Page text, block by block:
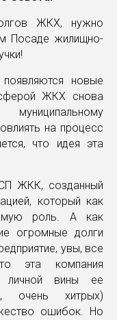
ЖКХ, нужно
Посаде жилищно-
новые
ЖКХ снова
на процесс
что идея эта
ЖКК, созданный
который как
роль. А как
огромные долги
увы, все
эта компания
личной вины ее
очень хитрых)
ошибок. Но